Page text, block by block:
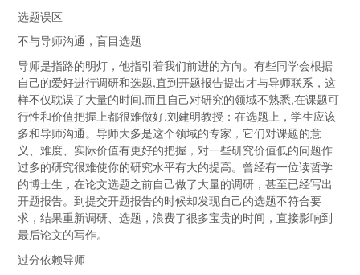
选题误区
不与导师沟通，盲目选题
导师是指路的明灯，他指引着我们前进的方向。有些同学会根据
自己的爱好进行调研和选题,直到开题报告提出才与导师联系，这
样不仅耽误了大量的时间,而且自己对研究的领域不熟悉,在课题可
行性和价值把握上都很难做好.刘建明教授：在选题上，学生应该
多和导师沟通。导师大多是这个领域的专家，它们对课题的意
义、难度、实际价值有更好的把握，对一些研究价值低的问题作
过多的研究很难使你的研究水平有大的提高。曾经有一位读哲学
的博士生，在论文选题之前自己做了大量的调研，甚至已经写出
开题报告。到提交开题报告的时候却发现自己的选题不符合要
求，结果重新调研、选题，浪费了很多宝贵的时间，直接影响到
最后论文的写作。
过分依赖导师